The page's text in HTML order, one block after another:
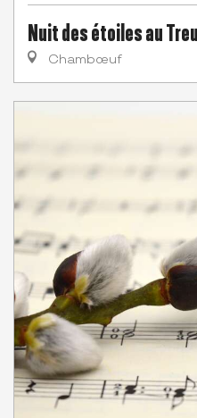
Nuit des étoiles au
Chambœuf